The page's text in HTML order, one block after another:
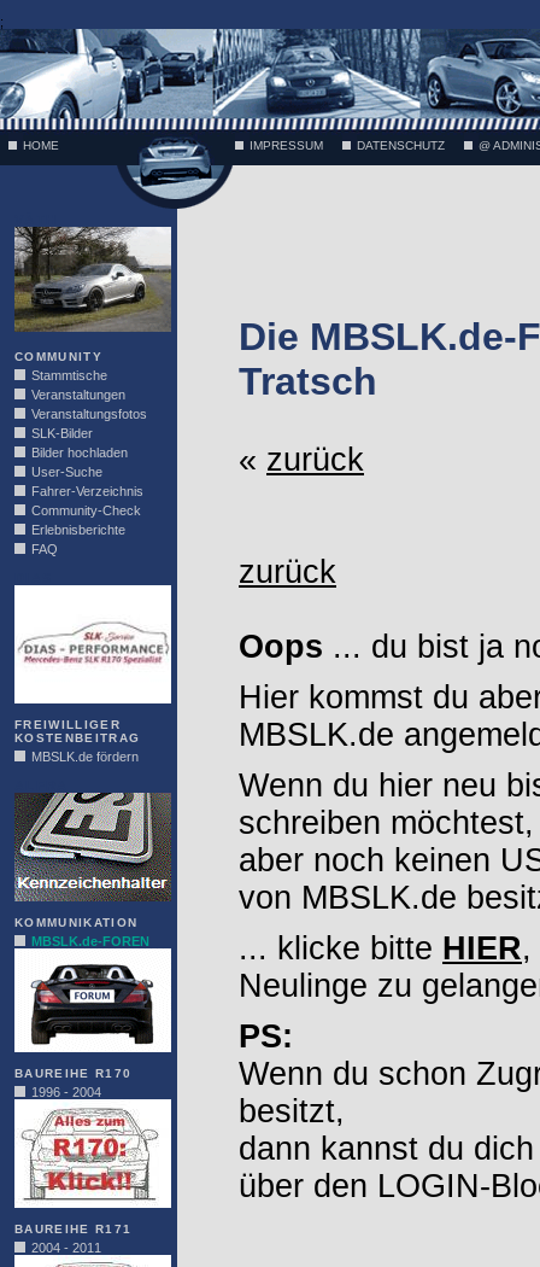
;
HOME IMPRESSUM DATENSCHUTZ @
COMMUNITY
Stammtische
Veranstaltungen
Veranstaltungsfotos
SLK-Bilder
Bilder hochladen
User-Suche
Fahrer-Verzeichnis
Community-Check
Erlebnisberichte
FAQ
FREIWILLIGER
KOSTENBEITRAG
MBSLK.de fördern
KOMMUNIKATION
MBSLK.de-FOREN
BAUREIHE R170
1996 - 2004
BAUREIHE R171
2004 - 2011
Die MBSLK.de-
Tratsch
« zurück
zurück
Oops ... du bist ja
Hier kommst du
MBSLK.de
Wenn du hier neu
schreiben möchtest,
aber noch keinen
von MBSLK.de
... klicke bitte HIER,
Neulinge zu
PS:
Wenn du schon
besitzt,
dann kannst du
über den LOGIN-